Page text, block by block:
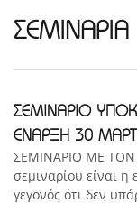
ΣΕΜΙΝΑΡΙΑ
ΣΕΜΙΝΑΡΙΟ
ΕΝΑΡΞΗ 30
ΣΕΜΙΝΑΡΙΟ ΜΕ
σεμιναρίου είναι η
γεγονός ότι δεν